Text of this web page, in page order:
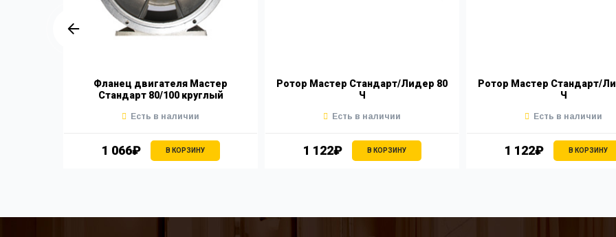
Фланец двигателя Мастер
Стандарт 80/100 круглый
1 066₽ В КОРЗИНУ
Есть в наличии
Ротор Мастер Стандарт/Лидер 80
Ч
1 122₽ В КОРЗИНУ
Есть в наличии
Ротор Мастер Стандарт/
Ч
1 122₽ В КОРЗИНУ
Есть в наличии